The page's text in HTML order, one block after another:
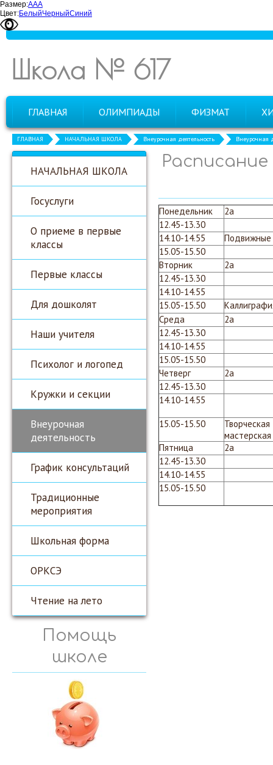
Размер:ААА
Цвет:БелыйЧерныйСиний
Школа № 617
ГЛАВНАЯ ОЛИМПИАДЫ ФИЗМАТ
ГЛАВНАЯ НАЧАЛЬНАЯ ШКОЛА Внеурочная деятельность Внеурочная
НАЧАЛЬНАЯ ШКОЛА
Госуслуги
О приеме в первые
классы
Первые классы
Для дошколят
Наши учителя
Психолог и логопед
Кружки и секции
Внеурочная
деятельность
График консультаций
Традиционные
мероприятия
Школьная форма
ОРКСЭ
Чтение на лето
Помощь
школе
Понедельник
2а
12.45-13.30
14.10-14.55
15.05-15.50
Вторник
2а
12.45-13.30
14.10-14.55
15.05-15.50
Среда
2а
12.45-13.30
14.10-14.55
15.05-15.50
Четверг
2а
12.45-13.30
14.10-14.55
15.05-15.50
Творческая
мастерская
Пятница
2а
12.45-13.30
14.10-14.55
15.05-15.50